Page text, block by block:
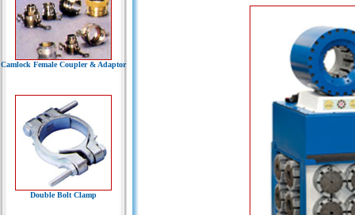
Camlock Female Coupler & Adaptor
Double Bolt Clamp